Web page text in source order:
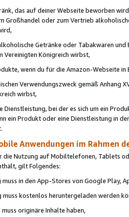
das auf deiner Webseite beworben
Großhandel oder zum Vertrieb
Getränke oder Tabakwaren
Vereinigten Königreich wirbst,
wenn du für die Amazon-Webseite in
Verwendungszweck gemäß Anhang
wirbst,
bei der es sich um ein
ein Produkt oder eine Dienstleistung in
Anwendungen im Rahmen
die Nutzung auf Mobiltelefonen, Tablets
gilt Folgendes:
muss in den App-Stores von Google Play,
muss kostenlos heruntergeladen werden
originäre Inhalte haben,